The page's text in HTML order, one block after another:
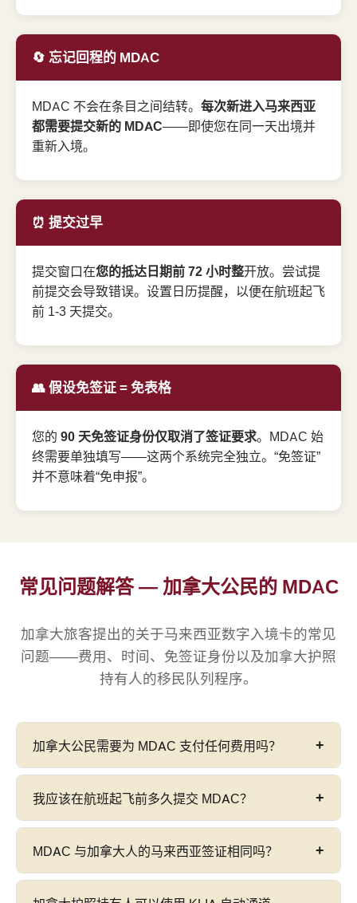
🔄 忘记回程的 MDAC
MDAC 不会在条目之间结转。 每次新进入马来西亚
都需要提交新的 MDAC——即使您在同一天出境并
重新入境。
⏰ 提交过早
提交窗口在您的抵达日期前 72 小时整开放。尝试提
前提交会导致错误。设置日历提醒，以便在航班起飞
前 1-3 天提交。
👥 假设免签证 = 免表格
您的 90 天免签证身份仅取消了签证要求。MDAC 始
终需要单独填写——这两个系统完全独立。“免签证”
并不意味着“免申报”。
常见问题解答 — 加拿大公民的 MDAC
加拿大旅客提出的关于马来西亚数字入境卡的常见
问题——费用、时间、免签证身份以及加拿大护照
持有人的移民队列程序。
加拿大公民需要为 MDAC 支付任何费用吗？
不需要。MDAC 在马来西亚移民局官方门户网站
权的，并且不隶属于马来西亚移民局。
我应该在航班起飞前多久提交 MDAC？
MDAC 必须在您计划抵达马来西亚前72 小时（3
MDAC 与加拿大人的马来西亚签证相同吗？
不。MDAC 和签证状态是完全独立的要求。加拿大